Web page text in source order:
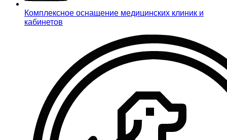
Комплексное оснащение медицинских клиник и
кабинетов